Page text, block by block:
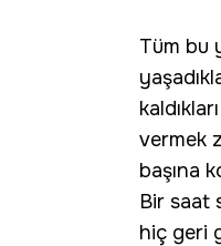
Tüm bu
vermek
başına
Bir saat
hiç geri